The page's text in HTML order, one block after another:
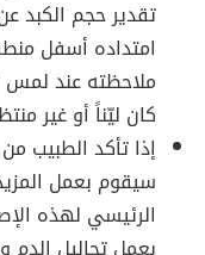
تقدير حجم الكبد
امتداده أسفل
ملاحظته عند لمس
كان ليّناً أو غير
إذا تأكد الطبيب
سيقوم بعمل
الرئيسي لهذه